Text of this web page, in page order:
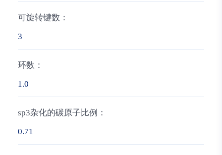
可旋转键数：
3
环数：
1.0
sp3杂化的碳原子比例：
0.71